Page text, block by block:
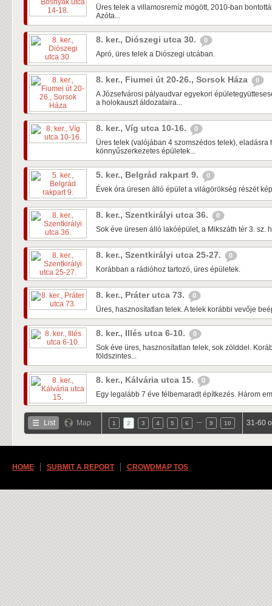
Üres telek a villamosremíz mögött, 2010-ban
Azóta...
8. ker., Diószegi utca 30. 0
Apró, üres telek a Diószegi utcában.
8. ker., Fiumei út 20-26., Sorsok Háza 0
A Józsefvárosi pályaudvar egyekori
a holokauszt áldozataira...
8. ker., Víg utca 10-16. 0
Üres telek (valójában 4 szomszédos telek), eladásra
könnyűszerkezetes épületek...
5. ker., Belgrád rakpart 9. 0
Évek óra üresen álló épület a világörökség részét
8. ker., Szentkirályi utca 36. 0
Sok éve üresen álló lakóépület, a Mikszáth tér 3. sz.
8. ker., Szentkirályi utca 25-27. 0
Korábban a rádióhoz tartozó, üres épületek.
8. ker., Práter utca 73. 0
Üres, hasznosítatlan telek. A telek korábbi vevője
8. ker., Illés utca 6-10. 0
Sok éve üres, hasznosítatlan telek, sok zölddel.
földszintes...
8. ker., Kálvária utca 15. 0
Egy legalább 7 éve félbemaradt építkezés. Három
List Map 1 2 3 4 5 6 9 10 31-60
HOME SUBMIT A REPORT CROWDMAP TOS